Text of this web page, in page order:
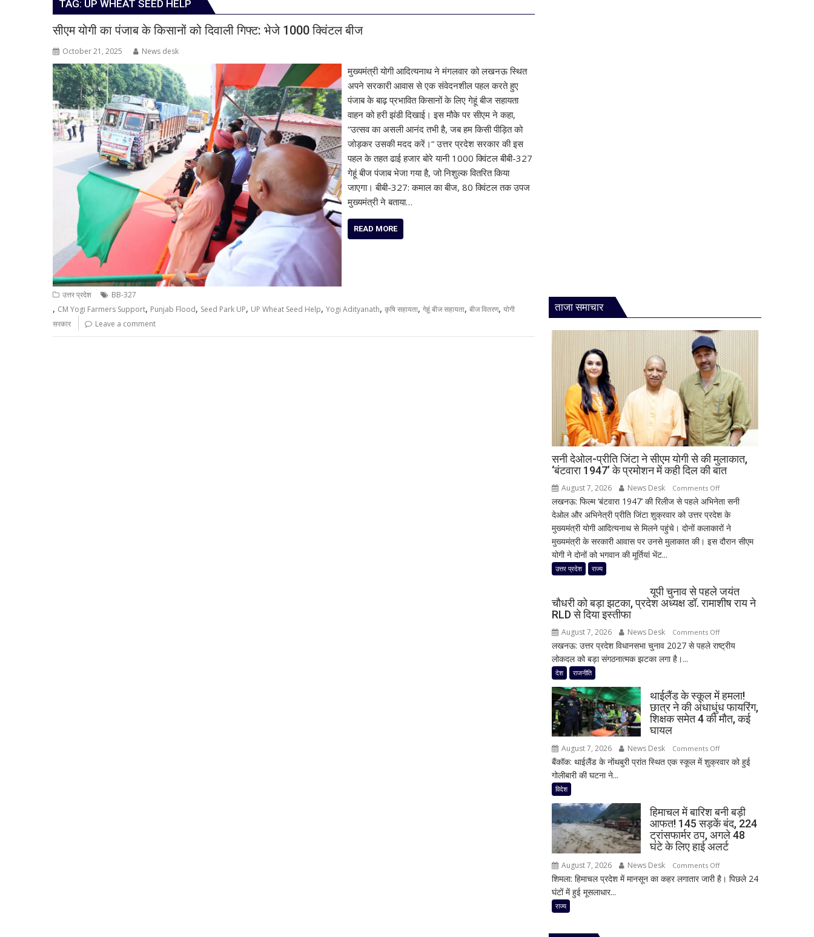
TAG: UP WHEAT SEED HELP
सीएम योगी का पंजाब के किसानों को दिवाली गिफ्ट: भेजे 1000 क्विंटल बीज
October 21, 2025 News desk
मुख्यमंत्री योगी आदित्यनाथ ने मंगलवार को लखनऊ स्थित
अपने सरकारी आवास से एक संवेदनशील पहल करते हुए
पंजाब के बाढ़ प्रभावित किसानों के लिए गेहूं बीज सहायता
वाहन को हरी झंडी दिखाई। इस मौके पर सीएम ने कहा,
“उत्सव का असली आनंद तभी है, जब हम किसी पीड़ित को
जोड़कर उसकी मदद करें।“ उत्तर प्रदेश सरकार की इस
पहल के तहत ढाई हजार बोरे यानी 1000 क्विंटल बीबी-327
गेहूं बीज पंजाब भेजा गया है, जो निशुल्क वितरित किया
जाएगा। बीबी-327: कमाल का बीज, 80 क्विंटल तक उपज
मुख्यमंत्री ने बताया…
READ MORE
उत्तर प्रदेश BB-327
, CM Yogi Farmers Support, Punjab Flood, Seed Park UP, UP Wheat Seed Help, Yogi Adityanath, कृषि सहायता, गेहूं बीज सहायता, बीज वितरण, योगी
सरकार
Leave a comment
ताजा समाचार
सनी देओल-प्रीति जिंटा ने सीएम योगी से की मुलाकात,
‘बंटवारा 1947’ के प्रमोशन में कही दिल की बात
August 7, 2026 News Desk Comments Offon
सनी
देओल-
प्रीति
जिंटा
से
की
‘बंटवारा
1947’
कही
दिल
लखनऊ: फिल्म ‘बंटवारा 1947’ की रिलीज से पहले अभिनेता सनी
देओल और अभिनेत्री प्रीति जिंटा शुक्रवार को उत्तर प्रदेश के
मुख्यमंत्री योगी आदित्यनाथ से मिलने पहुंचे। दोनों कलाकारों ने
मुख्यमंत्री के सरकारी आवास पर उनसे मुलाकात की। इस दौरान सीएम
योगी ने दोनों को भगवान की मूर्तियां भेंट...
उत्तर प्रदेश राज्य
यूपी चुनाव से पहले जयंत
चौधरी को बड़ा झटका, प्रदेश अध्यक्ष डॉ. रामाशीष राय ने
RLD से दिया इस्तीफा
August 7, 2026 News Desk Comments Offon
यूपी
जयंत
चौधरी
को
प्रदेश
रामाशीष
राय
ने
RLD
इस्तीफा
लखनऊ: उत्तर प्रदेश विधानसभा चुनाव 2027 से पहले राष्ट्रीय
लोकदल को बड़ा संगठनात्मक झटका लगा है।...
देश राजनीति
थाईलैंड के स्कूल में हमला!
छात्र ने की अंधाधुंध फायरिंग,
शिक्षक समेत 4 की मौत, कई
घायल
August 7, 2026 News Desk Comments Offon
थाईलैंड
हमला!
छात्र
ने
अंधाधुंध
फायरिंग,
बैंकॉक: थाईलैंड के नोंथबुरी प्रांत स्थित एक स्कूल में शुक्रवार को हुई
गोलीबारी की घटना ने...
विदेश
हिमाचल में बारिश बनी बड़ी
आफत! 145 सड़कें बंद, 224
ट्रांसफार्मर ठप, अगले 48
घंटे के लिए हाई अलर्ट
August 7, 2026 News Desk Comments Offon
हिमाचल
शिमला: हिमाचल प्रदेश में मानसून का कहर लगातार जारी है। पिछले 24
घंटों में हुई मूसलाधार...
राज्य